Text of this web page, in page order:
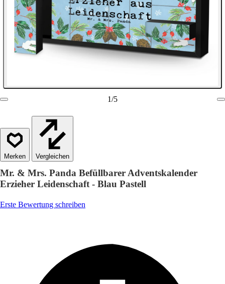
1/5
Vergleichen
Mr. & Mrs. Panda Befüllbarer Adventskalender
Erzieher Leidenschaft - Blau Pastell
Erste Bewertung schreiben